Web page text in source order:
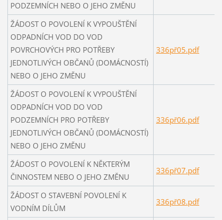
PODZEMNÍCH NEBO O JEHO ZMĚNU
ŽÁDOST O POVOLENÍ K VYPOUŠTĚNÍ
ODPADNÍCH VOD DO VOD
POVRCHOVÝCH PRO POTŘEBY
JEDNOTLIVÝCH OBČANŮ (DOMÁCNOSTÍ)
NEBO O JEHO ZMĚNU
336př05.pdf
ŽÁDOST O POVOLENÍ K VYPOUŠTĚNÍ
ODPADNÍCH VOD DO VOD
PODZEMNÍCH PRO POTŘEBY
JEDNOTLIVÝCH OBČANŮ (DOMÁCNOSTÍ)
NEBO O JEHO ZMĚNU
336př06.pdf
ŽÁDOST O POVOLENÍ K NĚKTERÝM
ČINNOSTEM NEBO O JEHO ZMĚNU
336př07.pdf
ŽÁDOST O STAVEBNÍ POVOLENÍ K
VODNÍM DÍLŮM
336př08.pdf